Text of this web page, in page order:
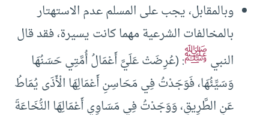
وبالمقابل، يجب على المسلم عدم الاستهتار
بالمخالفات الشرعية مهما كانت يسيرة، فقد قال
النبيﷺ: (عُرِضَتْ عَلَيَّ أَعْمَالُ أُمَّتِي حَسَنُهَا
وَسَيِّئُهَا، فَوَجَدْتُ فِي مَحَاسِنِ أَعْمَالِهَا الْأَذَى يُمَاطُ
عَنِ الطَّرِيقِ، وَوَجَدْتُ فِي مَسَاوِي أَعْمَالِهَا النُّخَاعَةَ